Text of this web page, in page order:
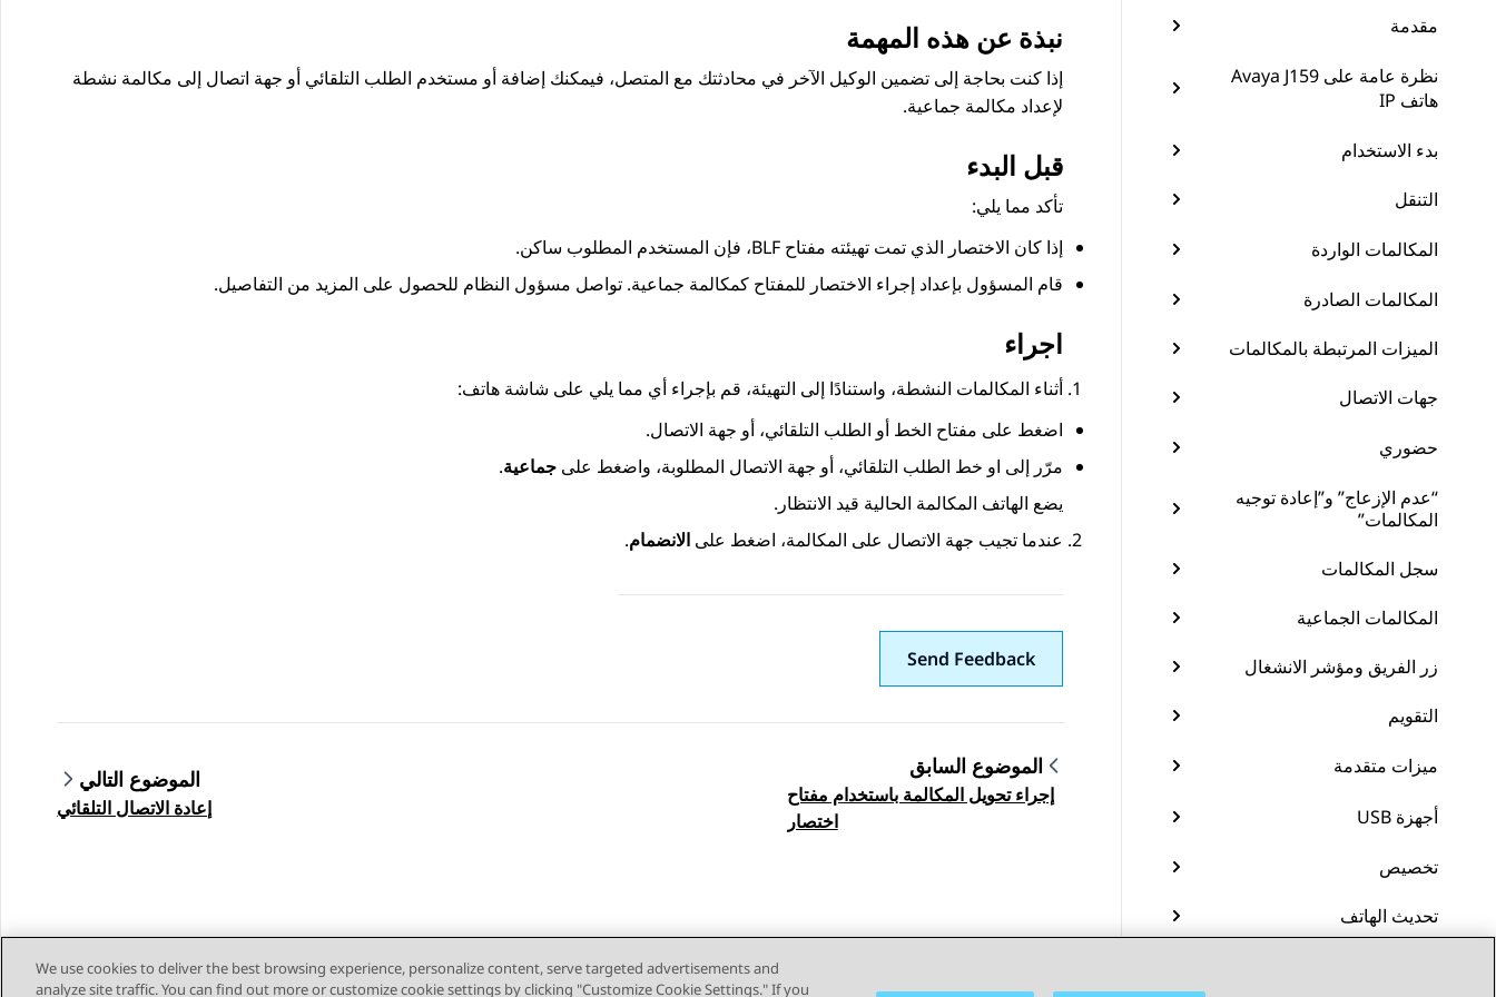
مقدمة
نظرة عامة على Avaya J159
هاتف IP
بدء الاستخدام
التنقل
المكالمات الواردة
المكالمات الصادرة
الميزات المرتبطة بالمكالمات
جهات الاتصال
حضوري
“عدم الإزعاج” و”إعادة توجيه
المكالمات”
سجل المكالمات
المكالمات الجماعية
زر الفريق ومؤشر الانشغال
التقويم
ميزات متقدمة
أجهزة USB
تخصيص
تحديث الهاتف
نبذة عن هذه المهمة
إذا كنت بحاجة إلى تضمين الوكيل الآخر في محادثتك مع المتصل، فيمكنك إضافة أو مستخدم الطلب التلقائي أو جهة اتصال إلى مكالمة نشطة
لإعداد مكالمة جماعية.
قبل البدء
تأكد مما يلي:
إذا كان الاختصار الذي تمت تهيئته مفتاح BLF، فإن المستخدم المطلوب ساكن.
قام المسؤول بإعداد إجراء الاختصار للمفتاح كمكالمة جماعية. تواصل مسؤول النظام للحصول على المزيد من التفاصيل.
اجراء
أثناء المكالمات النشطة، واستنادًا إلى التهيئة، قم بإجراء أي مما يلي على شاشة هاتف:
اضغط على مفتاح الخط أو الطلب التلقائي، أو جهة الاتصال.
مرّر إلى او خط الطلب التلقائي، أو جهة الاتصال المطلوبة، واضغط على جماعية.
يضع الهاتف المكالمة الحالية قيد الانتظار.
عندما تجيب جهة الاتصال على المكالمة، اضغط على الانضمام.
Send Feedback
Topic navigation
الموضوع السابق
إجراء تحويل المكالمة باستخدام مفتاح
اختصار
الموضوع التالي
إعادة الاتصال التلقائي
We use cookies to deliver the best browsing experience, personalize content, serve targeted advertisements and
analyze site traffic. You can find out more or customize cookie settings by clicking "Customize Cookie Settings." If you